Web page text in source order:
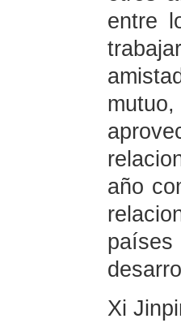
entre
año
Xi